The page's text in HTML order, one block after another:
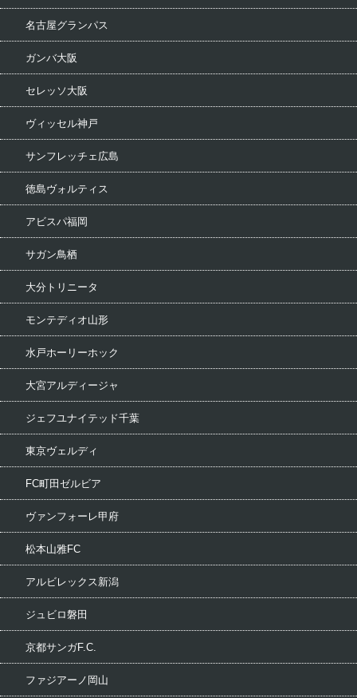
名古屋グランパス
ガンバ大阪
セレッソ大阪
ヴィッセル神戸
サンフレッチェ広島
徳島ヴォルティス
アビスパ福岡
サガン鳥栖
大分トリニータ
モンテディオ山形
水戸ホーリーホック
大宮アルディージャ
ジェフユナイテッド千葉
東京ヴェルディ
FC町田ゼルビア
ヴァンフォーレ甲府
松本山雅FC
アルビレックス新潟
ジュビロ磐田
京都サンガF.C.
ファジアーノ岡山